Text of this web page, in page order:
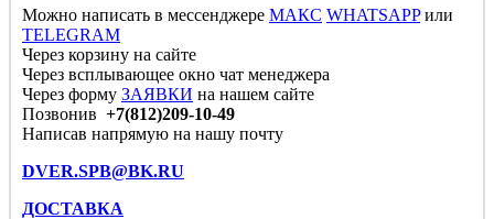
Можно написать в мессенджере МАКС WHATSAPPили
TELEGRAM
Через корзину на сайте
Через всплывающее окно чат менеджера
Через форму ЗАЯВКИ на нашем сайте
Позвонив +7(812)209-10-49
Написав напрямую на нашу почту
DVER.SPB@BK.RU
ДОСТАВКА